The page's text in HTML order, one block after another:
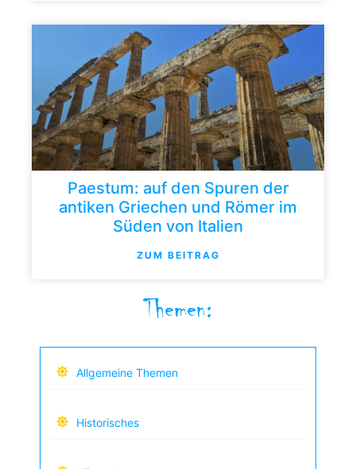
Paestum: auf den Spuren der
antiken Griechen und Römer im
Süden von Italien
ZUM BEITRAG
Themen:
Allgemeine Themen
Historisches